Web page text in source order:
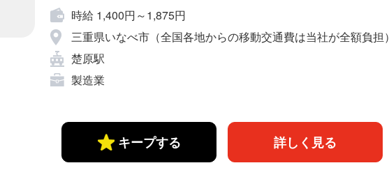
時給 1,400円～1,875円
三重県いなべ市（全国各地からの移動交通費は当社が全額負担）
楚原駅
製造業
キープする 詳しく見る